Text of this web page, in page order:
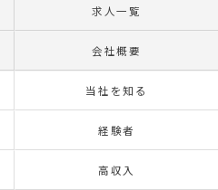
求人一覧
会社概要
当社を知る
経験者
高収入